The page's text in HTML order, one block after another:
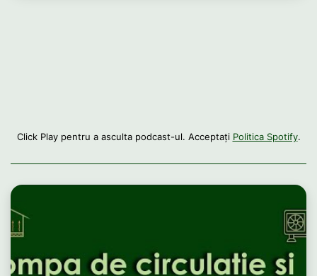
Click Play pentru a asculta podcast-ul. Acceptați Politica Spotify.